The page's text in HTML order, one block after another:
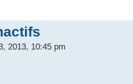
2013, 10:45 pm